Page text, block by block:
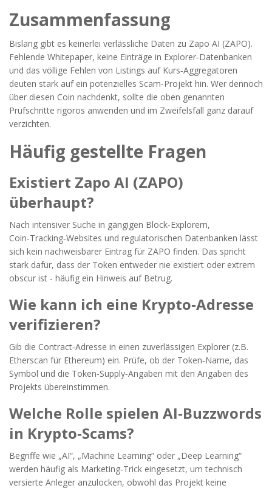
Zusammenfassung
Bislang gibt es keinerlei verlässliche Daten zu Zapo AI (ZAPO).
Fehlende Whitepaper, keine Einträge in Explorer‑Datenbanken
und das völlige Fehlen von Listings auf Kurs‑Aggregatoren
deuten stark auf ein potenzielles Scam‑Projekt hin. Wer dennoch
über diesen Coin nachdenkt, sollte die oben genannten
Prüfschritte rigoros anwenden und im Zweifelsfall ganz darauf
verzichten.
Häufig gestellte Fragen
Existiert Zapo AI (ZAPO)
überhaupt?
Nach intensiver Suche in gängigen Block‑Explorern,
Coin‑Tracking‑Websites und regulatorischen Datenbanken lässt
sich kein nachweisbarer Eintrag für ZAPO finden. Das spricht
stark dafür, dass der Token entweder nie existiert oder extrem
obscur ist - häufig ein Hinweis auf Betrug.
Wie kann ich eine Krypto‑Adresse
verifizieren?
Gib die Contract‑Adresse in einen zuverlässigen Explorer (z.B.
Etherscan für Ethereum) ein. Prüfe, ob der Token‑Name, das
Symbol und die Token‑Supply‑Angaben mit den Angaben des
Projekts übereinstimmen.
Welche Rolle spielen AI‑Buzzwords
in Krypto‑Scams?
Begriffe wie „AI“, „Machine Learning“ oder „Deep Learning“
werden häufig als Marketing‑Trick eingesetzt, um technisch
versierte Anleger anzulocken, obwohl das Projekt keine